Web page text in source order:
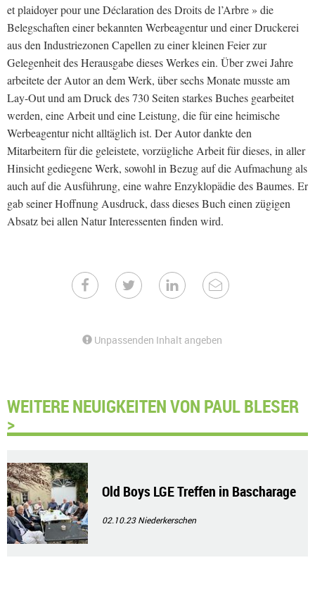
et plaidoyer pour une Déclaration des Droits de l’Arbre » die
Belegschaften einer bekannten Werbeagentur und einer Druckerei
aus den Industriezonen Capellen zu einer kleinen Feier zur
Gelegenheit des Herausgabe dieses Werkes ein. Über zwei Jahre
arbeitete der Autor an dem Werk, über sechs Monate musste am
Lay-Out und am Druck des 730 Seiten starkes Buches gearbeitet
werden, eine Arbeit und eine Leistung, die für eine heimische
Werbeagentur nicht alltäglich ist. Der Autor dankte den
Mitarbeitern für die geleistete, vorzügliche Arbeit für dieses, in aller
Hinsicht gediegene Werk, sowohl in Bezug auf die Aufmachung als
auch auf die Ausführung, eine wahre Enzyklopädie des Baumes. Er
gab seiner Hoffnung Ausdruck, dass dieses Buch einen zügigen
Absatz bei allen Natur Interessenten finden wird.
Unpassenden Inhalt angeben
WEITERE NEUIGKEITEN VON PAUL BLESER
>
Old Boys LGE Treffen in Bascharage
02.10.23Niederkerschen